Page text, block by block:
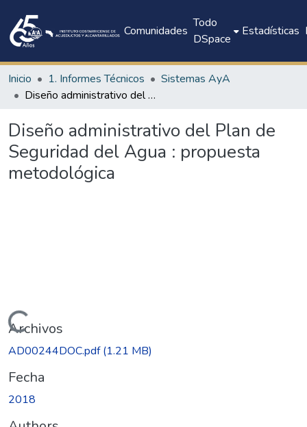
Comunidades
Todo
DSpace
Estadísticas
Inicio 1. Informes Técnicos
Sistemas AyA
Diseño administrativo del Plan de Seguridad del Agua : propuesta metodológica
Diseño administrativo del Plan de
Seguridad del Agua : propuesta
metodológica
Cargando...
Archivos
AD00244DOC.pdf(1.21 MB)
Fecha
2018